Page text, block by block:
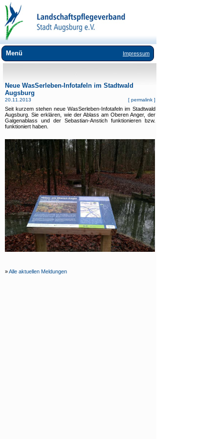
Impressum
Menü
Landschaftspflege
Umweltbildung
Lebensräume
Downloads
Links
Neue WasSerleben-Infotafeln im Stadtwald
Augsburg
[ permalink]
20.11.2013
Seit kurzem stehen neue WasSerleben-Infotafeln im Stadtwald
Augsburg. Sie erklären, wie der Ablass am Oberen Anger, der
Galgenablass und der Sebastian-Anstich funktionieren bzw.
funktioniert haben.
»Alle aktuellen Meldungen